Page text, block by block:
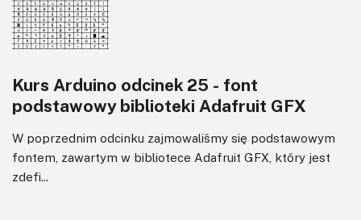
Kurs Arduino odcinek 25 - font
podstawowy biblioteki Adafruit GFX
W poprzednim odcinku zajmowaliśmy się podstawowym
fontem, zawartym w bibliotece Adafruit GFX, który jest
zdefi...